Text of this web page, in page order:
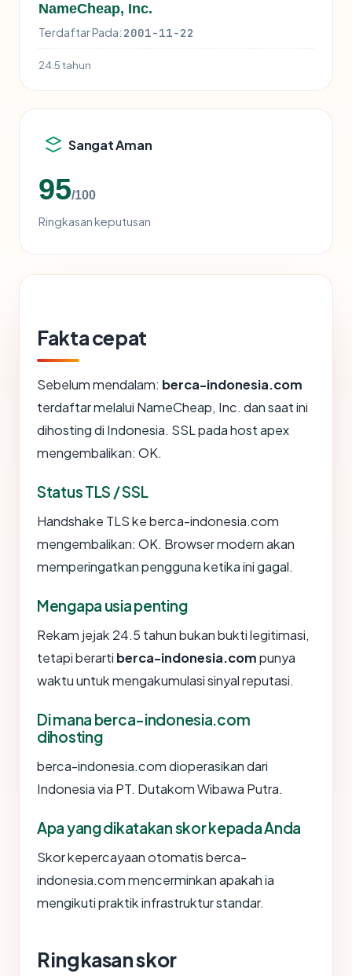
NameCheap, Inc.
Terdaftar Pada: 2001-11-22
24.5 tahun
Sangat Aman
95/100
Ringkasan keputusan
Fakta cepat
Sebelum mendalam: berca-indonesia.com
terdaftar melalui NameCheap, Inc. dan saat ini
dihosting di Indonesia. SSL pada host apex
mengembalikan: OK.
Status TLS / SSL
Handshake TLS ke berca-indonesia.com
mengembalikan: OK. Browser modern akan
memperingatkan pengguna ketika ini gagal.
Mengapa usia penting
Rekam jejak 24.5 tahun bukan bukti legitimasi,
tetapi berarti berca-indonesia.compunya
waktu untuk mengakumulasi sinyal reputasi.
Di mana berca-indonesia.com
dihosting
berca-indonesia.com dioperasikan dari
Indonesia via PT. Dutakom Wibawa Putra.
Apa yang dikatakan skor kepada Anda
Skor kepercayaan otomatis berca-
indonesia.com mencerminkan apakah ia
mengikuti praktik infrastruktur standar.
Ringkasan skor